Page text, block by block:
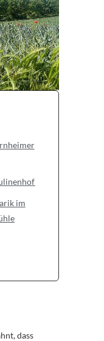
im
dass